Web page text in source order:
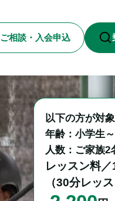
ご相談・入会申込
以下の方が対
年齢：小学生
人数：ご家族2
レッスン料／
（30分レッス